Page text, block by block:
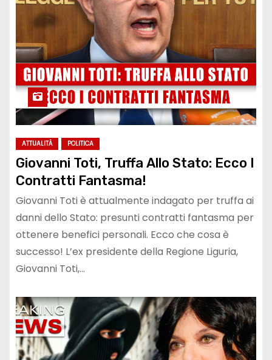
ATTUALITÀ POLITICA
Giovanni Toti, Truffa Allo Stato: Ecco I
Contratti Fantasma!
Giovanni Toti è attualmente indagato per truffa ai
danni dello Stato: presunti contratti fantasma per
ottenere benefici personali. Ecco che cosa è
successo! L’ex presidente della Regione Liguria,
Giovanni Toti,…